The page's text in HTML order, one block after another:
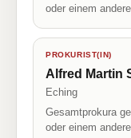
oder einem
PROKURIST(IN)
Alfred Martin
Eching
Gesamtprokura
oder einem